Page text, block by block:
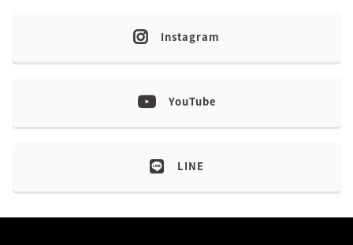
Instagram
YouTube
LINE